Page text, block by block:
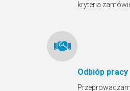
kryteria
Odbióр pracy